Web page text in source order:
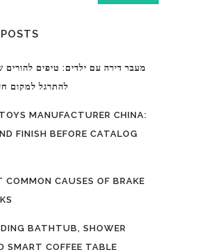
מעבר דירה עם ילדים: טיפים להורים
להתרגל למקום
MANUFACTURER CHINA:
FINISH BEFORE CATALOG
COMMON CAUSES OF BRAKE
BATHTUB, SHOWER
SMART COFFEE TABLE